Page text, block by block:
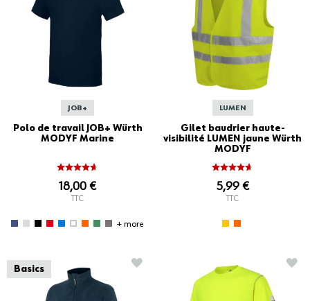
JOB+
Polo de travail JOB+ Würth
MODYF Marine
18,00 €
TTC
+ more
LUMEN
Gilet baudrier haute-
visibilité LUMEN jaune Würth
MODYF
5,99 €
TTC
Basics
AJOUTER À LA LISTE D'ACHATS